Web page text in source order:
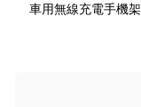
車用無線充電手機架